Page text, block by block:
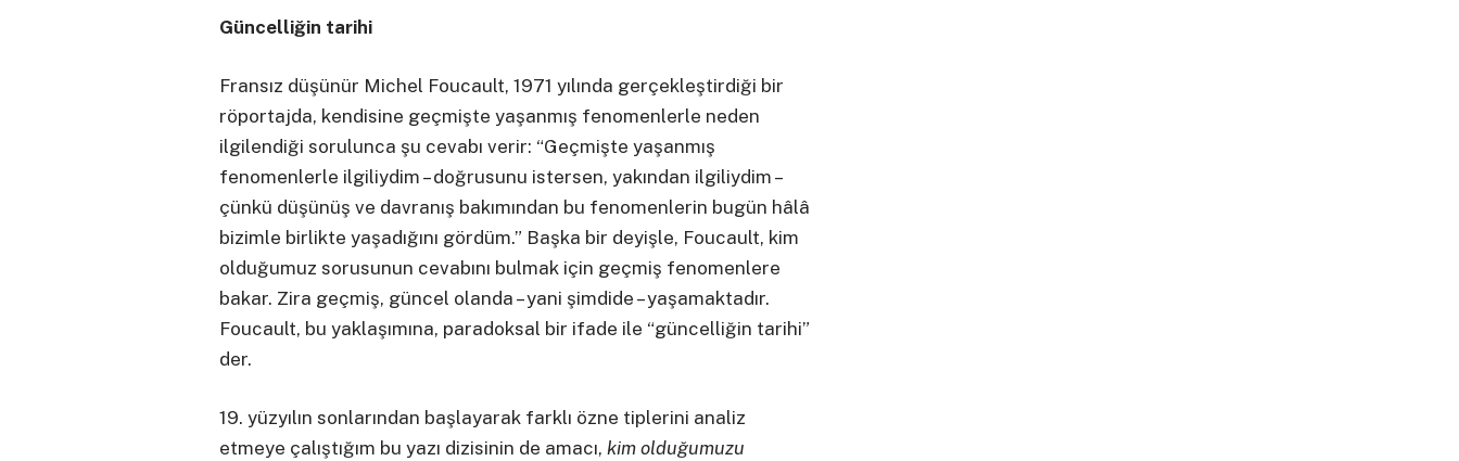
Güncelliğin tarihi
Fransız düşünür Michel Foucault, 1971 yılında gerçekleştirdiği bir
röportajda, kendisine geçmişte yaşanmış fenomenlerle neden
ilgilendiği sorulunca şu cevabı verir: “Geçmişte yaşanmış
fenomenlerle ilgiliydim – doğrusunu istersen, yakından ilgiliydim –
çünkü düşünüş ve davranış bakımından bu fenomenlerin bugün hâlâ
bizimle birlikte yaşadığını gördüm.” Başka bir deyişle, Foucault, kim
olduğumuz sorusunun cevabını bulmak için geçmiş fenomenlere
bakar. Zira geçmiş, güncel olanda – yani şimdide – yaşamaktadır.
Foucault, bu yaklaşımına, paradoksal bir ifade ile “güncelliğin tarihi”
der.
19. yüzyılın sonlarından başlayarak farklı özne tiplerini analiz
etmeye çalıştığım bu yazı dizisinin de amacı, kim olduğumuzu